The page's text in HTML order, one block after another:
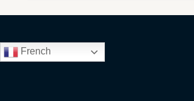
French